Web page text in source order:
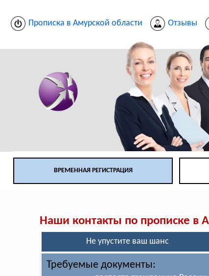
Прописка в Амурской области Отзывы
ВРЕМЕННАЯ РЕГИСТРАЦИЯ
Наши контакты по прописке в
Не упустите ваш шанс
Требуемые документы: